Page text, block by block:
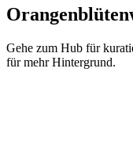
Gehe zum Hub für
für mehr Hintergrund.